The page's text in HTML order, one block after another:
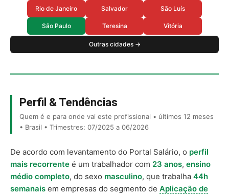
Rio de Janeiro Salvador São Luís
São Paulo Teresina Vitória
Outras cidades →
Perfil & Tendências
Quem é e para onde vai este profissional • últimos 12 meses
• Brasil • Trimestres: 07/2025 a 06/2026
De acordo com levantamento do Portal Salário, o perfil
mais recorrente é um trabalhador com 23 anos, ensino
médio completo, do sexo masculino, que trabalha 44h
semanais em empresas do segmento de Aplicação de